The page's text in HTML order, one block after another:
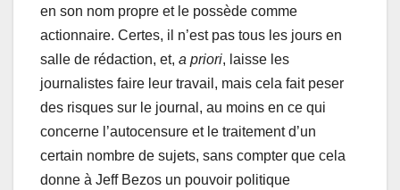
en son nom propre et le possède comme
actionnaire. Certes, il n’est pas tous les jours en
salle de rédaction, et, a priori, laisse les
journalistes faire leur travail, mais cela fait peser
des risques sur le journal, au moins en ce qui
concerne l’autocensure et le traitement d’un
certain nombre de sujets, sans compter que cela
donne à Jeff Bezos un pouvoir politique